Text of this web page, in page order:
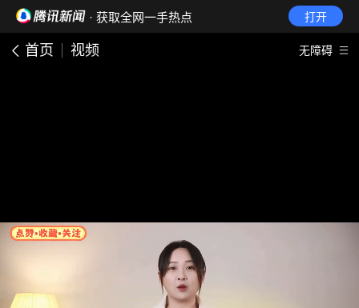
· 获取全网一手热点 打开
首页 视频 无障碍